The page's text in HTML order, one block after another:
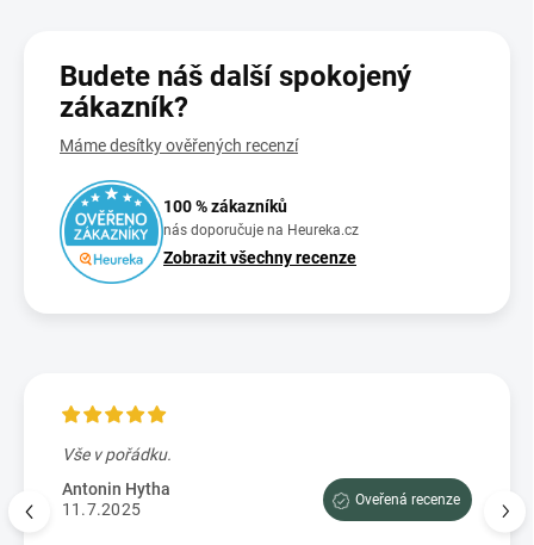
Budete náš další spokojený
zákazník?
Máme desítky ověřených recenzí
100 % zákazníků
nás doporučuje na Heureka.cz
Zobrazit všechny recenze
Vše v pořádku.
Antonin Hytha
11.7.2025
Oveřená recenze